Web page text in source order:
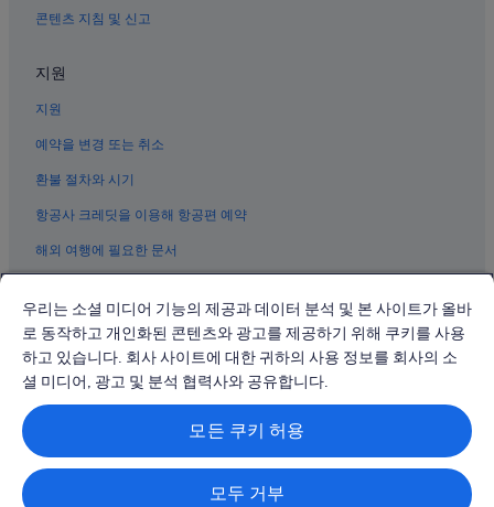
우에노의 온천 호텔
우에노의 스파가 있는 리조트 및 호텔
우구이스다니 역의 아파트
우에노의 Keihan 호텔
콘텐츠 지침 및 신고
지원
지원
예약을 변경 또는 취소
환불 절차와 시기
항공사 크레딧을 이용해 항공편 예약
해외 여행에 필요한 문서
© 2026 Expedia, Inc., Expedia Group 계열사. All rights reserved.
Expedia 및 비행기 로고는 Expedia, Inc.의 상표 또는 등록 상표입니다.
분쟁 해결: 전화: 02-3480-0118, 이메일: travel@support.expedia.co.kr
트래블파트너익스체인지코리아 주식회사. 사업자등록번호: 821-88-01025
익스피디아트래블코리아 주식회사, 서울특별시 종로구 종로5길 7(청진동).
관광사업자등록번호: 제2016-000008호, 통신판매업신고번호: 2015-서울
우리는 소셜 미디어 기능의 제공과 데이터 분석 및 본 사이트가 올바
로 동작하고 개인화된 콘텐츠와 광고를 제공하기 위해 쿠키를 사용
하고 있습니다. 회사 사이트에 대한 귀하의 사용 정보를 회사의 소
셜 미디어, 광고 및 분석 협력사와 공유합니다.
모든 쿠키 허용
모두 거부